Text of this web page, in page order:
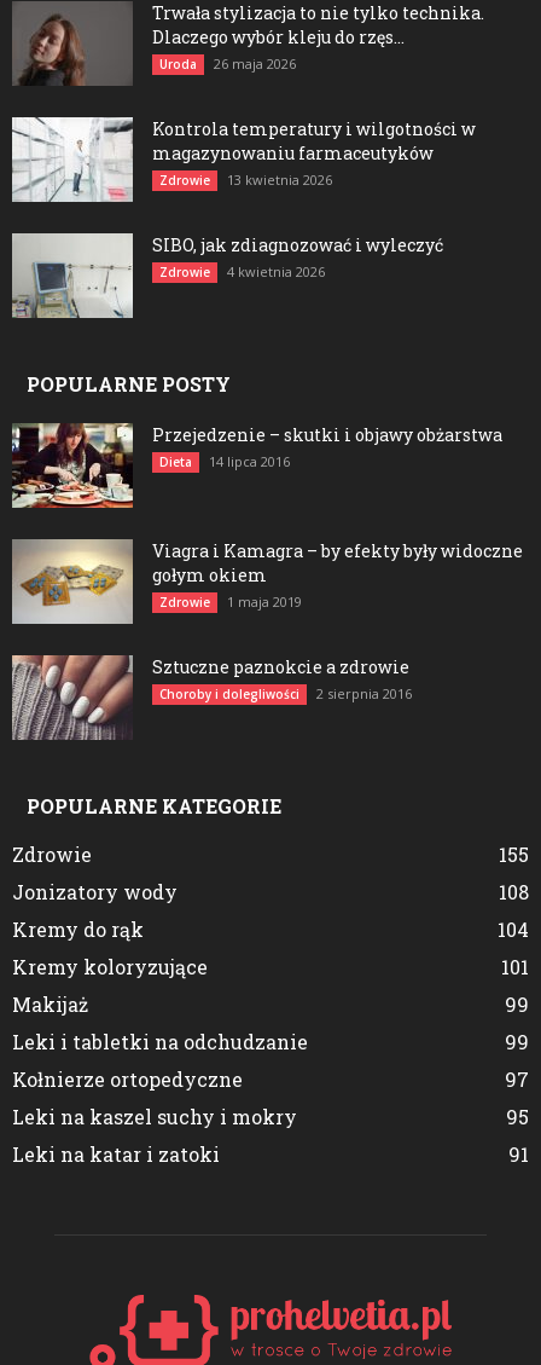
Trwała stylizacja to nie tylko technika.
Dlaczego wybór kleju do rzęs...
Uroda 26 maja 2026
Kontrola temperatury i wilgotności w
magazynowaniu farmaceutyków
Zdrowie 13 kwietnia 2026
SIBO, jak zdiagnozować i wyleczyć
Zdrowie 4 kwietnia 2026
POPULARNE POSTY
Przejedzenie – skutki i objawy obżarstwa
Dieta 14 lipca 2016
Viagra i Kamagra – by efekty były widoczne
gołym okiem
Zdrowie 1 maja 2019
Sztuczne paznokcie a zdrowie
Choroby i dolegliwości 2 sierpnia 2016
POPULARNE KATEGORIE
Zdrowie
155
Jonizatory wody
108
Kremy do rąk
104
Kremy koloryzujące
101
Makijaż
99
Leki i tabletki na odchudzanie
99
Kołnierze ortopedyczne
97
Leki na kaszel suchy i mokry
95
Leki na katar i zatoki
91